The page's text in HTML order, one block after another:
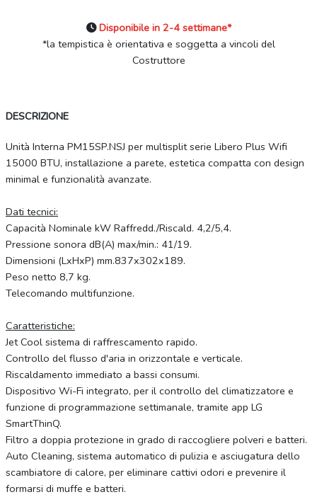
Disponibile in 2-4 settimane*
*la tempistica è orientativa e soggetta a vincoli del
Costruttore
DESCRIZIONE
Unità Interna PM15SP.NSJ per multisplit serie Libero Plus Wifi
15000 BTU, installazione a parete, estetica compatta con design
minimal e funzionalità avanzate.
Dati tecnici:
Capacità Nominale kW Raffredd./Riscald. 4,2/5,4.
Pressione sonora dB(A) max/min.: 41/19.
Dimensioni (LxHxP) mm.837x302x189.
Peso netto 8,7 kg.
Telecomando multifunzione.
Caratteristiche:
Jet Cool sistema di raffrescamento rapido.
Controllo del flusso d'aria in orizzontale e verticale.
Riscaldamento immediato a bassi consumi.
Dispositivo Wi-Fi integrato, per il controllo del climatizzatore e
funzione di programmazione settimanale, tramite app LG
SmartThinQ.
Filtro a doppia protezione in grado di raccogliere polveri e batteri.
Auto Cleaning, sistema automatico di pulizia e asciugatura dello
scambiatore di calore, per eliminare cattivi odori e prevenire il
formarsi di muffe e batteri.